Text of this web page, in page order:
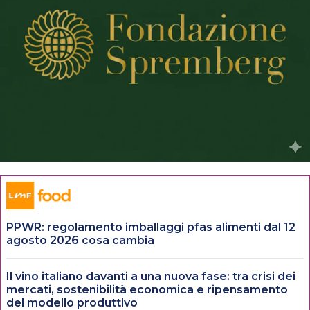
PPWR: regolamento imballaggi pfas alimenti dal 12
agosto 2026 cosa cambia
Il vino italiano davanti a una nuova fase: tra crisi dei
mercati, sostenibilità economica e ripensamento
del modello produttivo